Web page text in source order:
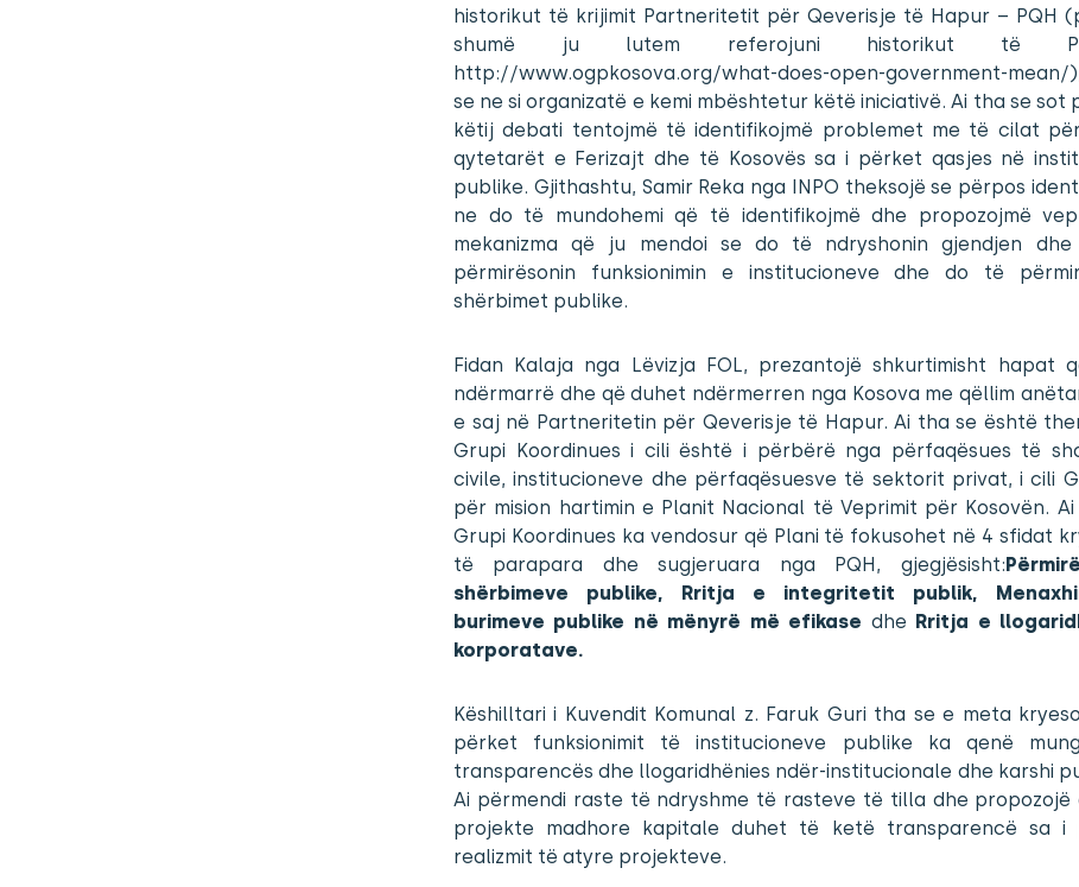
historikut të krijimit Partneritetit për Qeverisje të Hapur – PQH
shumë ju lutem referojuni historikut të
http://www.ogpkosova.org/what-does-open-government-
se ne si organizatë e kemi mbështetur këtë iniciativë. Ai tha se sot
këtij debati tentojmë të identifikojmë problemet me të cilat
qytetarët e Ferizajt dhe të Kosovës sa i përket qasjes në
publike. Gjithashtu, Samir Reka nga INPO theksojë se përpos
ne do të mundohemi që të identifikojmë dhe propozojmë
mekanizma që ju mendoi se do të ndryshonin gjendjen
përmirësonin funksionimin e institucioneve dhe do të
shërbimet publike.
Fidan Kalaja nga Lëvizja FOL, prezantojë shkurtimisht hapat
ndërmarrë dhe që duhet ndërmerren nga Kosova me qëllim
e saj në Partneritetin për Qeverisje të Hapur. Ai tha se është
Grupi Koordinues i cili është i përbërë nga përfaqësues të
civile, institucioneve dhe përfaqësuesve të sektorit privat, i cili
për mision hartimin e Planit Nacional të Veprimit për Kosovën.
Grupi Koordinues ka vendosur që Plani të fokusohet në 4 sfidat
të parapara dhe sugjeruara nga PQH, gjegjësisht:
shërbimeve publike, Rritja e integritetit publik,
burimeve publike në mënyrë më efikase dhe Rritja e
korporatave.
Këshilltari i Kuvendit Komunal z. Faruk Guri tha se e meta
përket funksionimit të institucioneve publike ka qenë
transparencës dhe llogaridhënies ndër-institucionale dhe karshi
Ai përmendi raste të ndryshme të rasteve të tilla dhe propozojë
projekte madhore kapitale duhet të ketë transparencë sa i
realizmit të atyre projekteve.